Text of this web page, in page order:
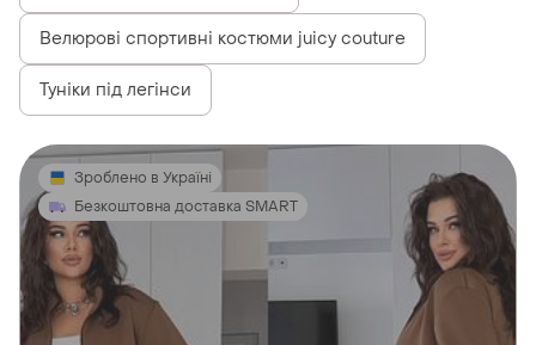
Велюрові спортивні костюми juicy couture
Туніки під легінси
Зроблено в Україні
Безкоштовна доставка SMART